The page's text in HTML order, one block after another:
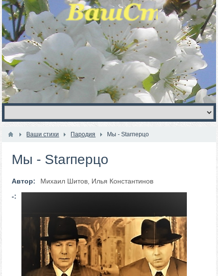
Ваши стихи Пародия Мы - Starперцо
Мы - Starперцо
Автор:
Михаил Шитов, Илья Константинов
-: